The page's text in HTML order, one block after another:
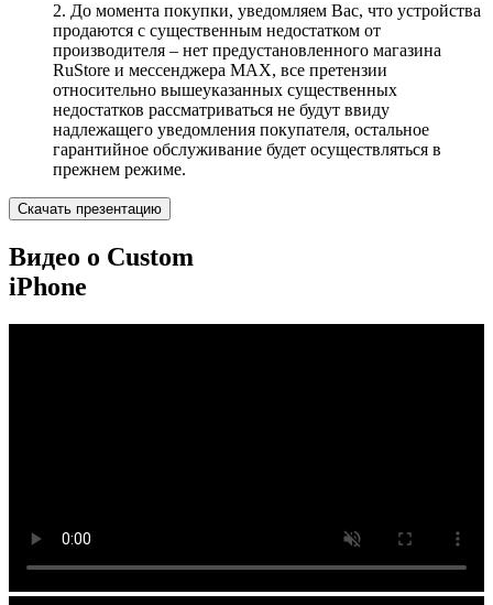
2. До момента покупки, уведомляем Вас, что устройства
продаются с существенным недостатком от
производителя – нет предустановленного магазина
RuStore и мессенджера MAX, все претензии
относительно вышеуказанных существенных
недостатков рассматриваться не будут ввиду
надлежащего уведомления покупателя, остальное
гарантийное обслуживание будет осуществляться в
прежнем режиме.
Скачать презентацию
Видео о Custom
iPhone